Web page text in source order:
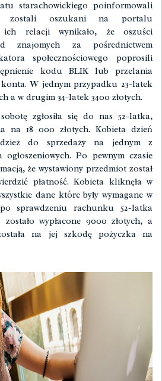
starachowickiego poinformowali
zostali oszukani na portalu
ich relacji wynikało, że oszuści
znajomych za pośrednictwem
społecznościowego poprosili
kodu BLIK lub przelania
W jednym przypadku 23-latek
a w drugim 34-latek 3400 złotych.
zgłosiła się do nas 52-latka,
na 18 000 złotych. Kobieta dzień
do sprzedaży na jednym z
Po pewnym czasie
że wystawiony przedmiot został
płatność. Kobieta kliknęła w
dane które były wymagane w
sprawdzeniu rachunku 52-latka
wypłacone 9000 złotych, a
na jej szkodę pożyczka na